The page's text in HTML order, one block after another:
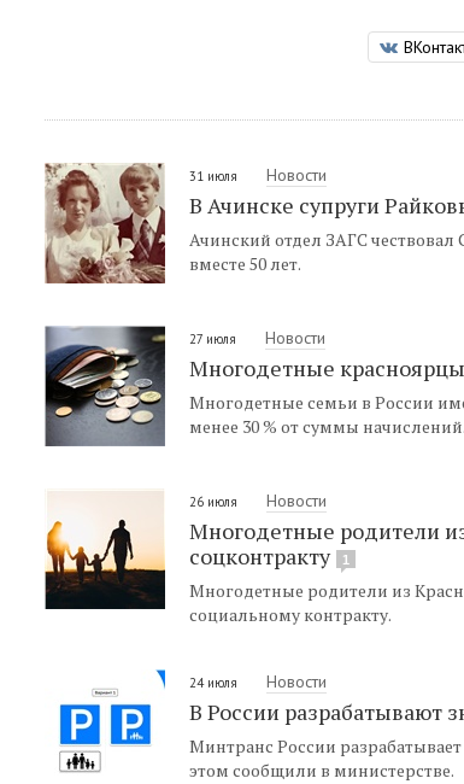
31 июля Новости
В Ачинске супруги
Ачинский отдел ЗАГС
вместе 50 лет.
27 июля Новости
Многодетные
Многодетные семьи в России
менее 30 % от суммы начислений.
26 июля Новости
Многодетные родители
соцконтракту
1
Многодетные родители из
социальному контракту.
24 июля Новости
В России разрабатывают
Минтранс России
этом сообщили в министерстве.